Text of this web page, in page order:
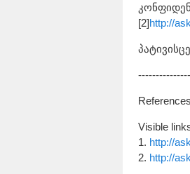
[2]http://
References
Visible
1. http://
2. http://